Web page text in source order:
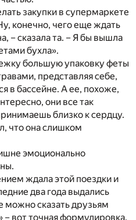
закупки в супермаркете
конечно, чего еще ждать
– сказала та. – Я бы вышла
бухла».
большую упаковку феты
представляя себе,
в бассейне. А ее, похоже,
они все так
близко к сердцу.
что она слишком
эмоционально
ждала этой поездки и
два года выдались
можно сказать друзьям
– вот точная формулировка.